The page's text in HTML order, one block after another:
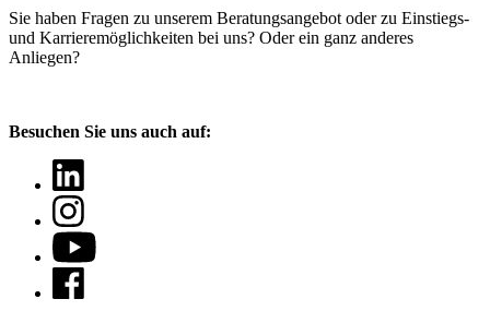
Sie haben Fragen zu unserem Beratungsangebot oder zu Einstiegs-
und Karrieremöglichkeiten bei uns? Oder ein ganz anderes
Anliegen?
Besuchen Sie uns auch auf: